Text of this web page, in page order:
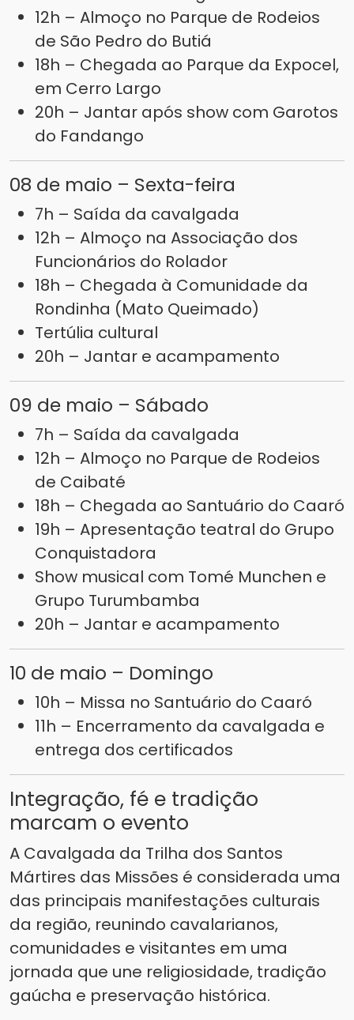
12h – Almoço no Parque de Rodeios
de São Pedro do Butiá
18h – Chegada ao Parque da Expocel,
em Cerro Largo
20h – Jantar após show com Garotos
do Fandango
08 de maio – Sexta-feira
7h – Saída da cavalgada
12h – Almoço na Associação dos
Funcionários do Rolador
18h – Chegada à Comunidade da
Rondinha (Mato Queimado)
Tertúlia cultural
20h – Jantar e acampamento
09 de maio – Sábado
7h – Saída da cavalgada
12h – Almoço no Parque de Rodeios
de Caibaté
18h – Chegada ao Santuário do Caaró
19h – Apresentação teatral do Grupo
Conquistadora
Show musical com Tomé Munchen e
Grupo Turumbamba
20h – Jantar e acampamento
10 de maio – Domingo
10h – Missa no Santuário do Caaró
11h – Encerramento da cavalgada e
entrega dos certificados
Integração, fé e tradição
marcam o evento
A Cavalgada da Trilha dos Santos
Mártires das Missões é considerada uma
das principais manifestações culturais
da região, reunindo cavalarianos,
comunidades e visitantes em uma
jornada que une religiosidade, tradição
gaúcha e preservação histórica.